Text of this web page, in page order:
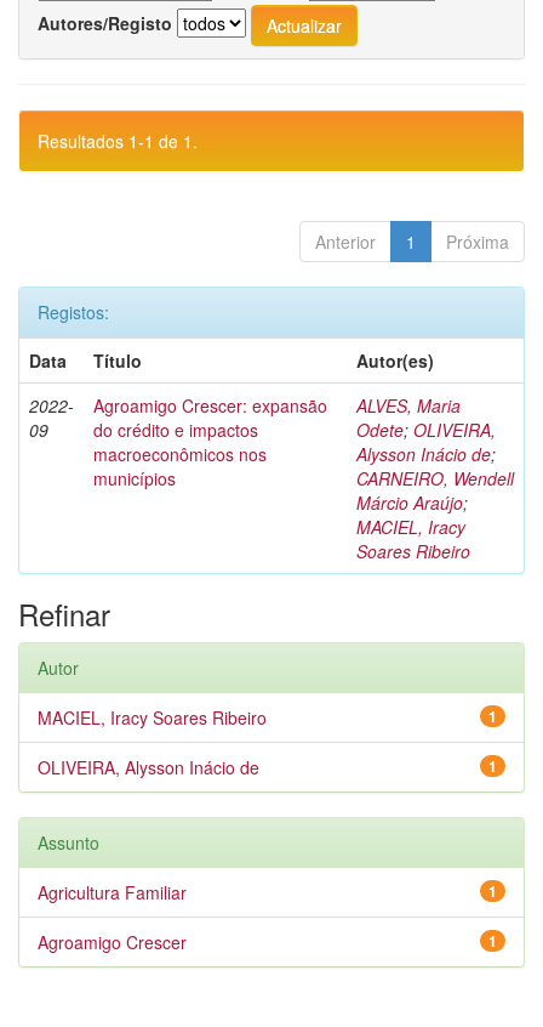
Autores/Registo
Resultados 1-1 de 1.
Anterior 1 Próxima
Registos:
Data
Título
Autor(es)
2022-
09
Agroamigo Crescer: expansão
do crédito e impactos
macroeconômicos nos
municípios
ALVES, Maria
Odete; OLIVEIRA,
Alysson Inácio de;
CARNEIRO, Wendell
Márcio Araújo;
MACIEL, Iracy
Soares Ribeiro
Refinar
Autor
1
MACIEL, Iracy Soares Ribeiro
1
OLIVEIRA, Alysson Inácio de
Assunto
1
Agricultura Familiar
1
Agroamigo Crescer